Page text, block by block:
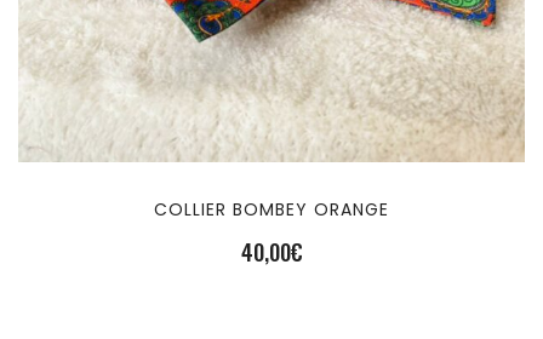
COLLIER BOMBEY ORANGE
40,00€